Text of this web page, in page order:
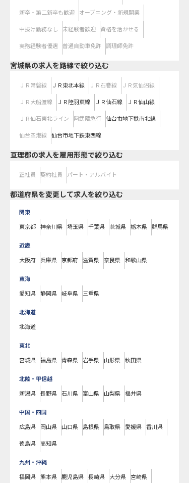
新卒・第二新卒も歓迎 オープニング・新規開業
中抜け勤務なし 未経験者歓迎 資格を活かせる
実務経験者優遇 普通自動車免許 調理師免許
宮城県の求人を路線で絞り込む
ＪＲ常磐線 ＪＲ東北本線 ＪＲ石巻線 ＪＲ気仙沼線
ＪＲ大船渡線 ＪＲ陸羽東線 ＪＲ仙石線 ＪＲ仙山線
ＪＲ仙石東北ライン 阿武隈急行 仙台市地下鉄南北線
仙台空港線 仙台市地下鉄東西線
亘理郡の求人を雇用形態で絞り込む
正社員 契約社員 パート・アルバイト
都道府県を変更して求人を絞り込む
関東
東京都 神奈川県 埼玉県 千葉県 茨城県 栃木県 群馬県
近畿
大阪府 兵庫県 京都府 滋賀県 奈良県 和歌山県
東海
愛知県 静岡県 岐阜県 三重県
北海道
北海道
東北
宮城県 福島県 青森県 岩手県 山形県 秋田県
北陸・甲信越
新潟県 長野県 石川県 富山県 山梨県 福井県
中国・四国
広島県 岡山県 山口県 島根県 鳥取県 愛媛県 香川県
徳島県 高知県
九州・沖縄
福岡県 熊本県 鹿児島県 長崎県 大分県 宮崎県